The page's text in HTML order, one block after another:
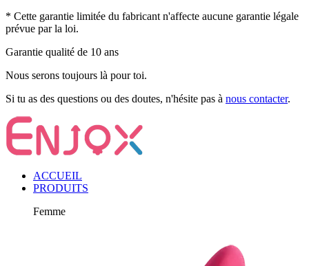
* Cette garantie limitée du fabricant n'affecte aucune garantie légale
prévue par la loi.
Garantie qualité de 10 ans
Nous serons toujours là pour toi.
Si tu as des questions ou des doutes, n'hésite pas à nous contacter.
ACCUEIL
PRODUITS
Femme